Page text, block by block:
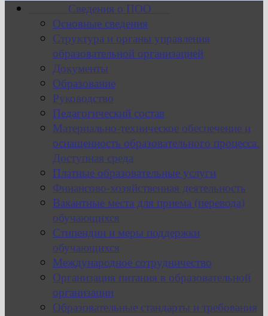
Сведения о ПОО
Основные сведения
Структура и органы управления
образовательной организацией
Документы
Образование
Руководство
Педагогический состав
Материально-техническое обеспечение и
оснащенность образовательного процесса.
Доступная среда
Платные образовательные услуги
Финансово-хозяйственная деятельность
Вакантные места для приема (перевода)
обучающихся
Стипендии и меры поддержки
обучающихся
Международное сотрудничество
Организация питания в образовательной
организации
Образовательные стандарты и требования